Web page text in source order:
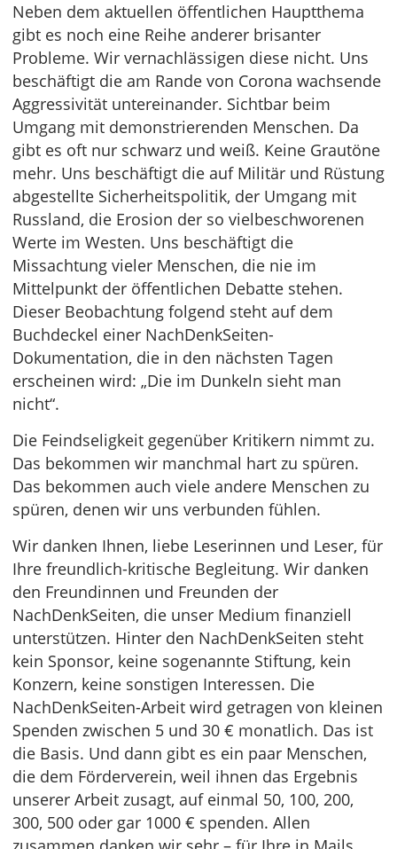
Neben dem aktuellen öffentlichen Hauptthema
gibt es noch eine Reihe anderer brisanter
Probleme. Wir vernachlässigen diese nicht. Uns
beschäftigt die am Rande von Corona wachsende
Aggressivität untereinander. Sichtbar beim
Umgang mit demonstrierenden Menschen. Da
gibt es oft nur schwarz und weiß. Keine Grautöne
mehr. Uns beschäftigt die auf Militär und Rüstung
abgestellte Sicherheitspolitik, der Umgang mit
Russland, die Erosion der so vielbeschworenen
Werte im Westen. Uns beschäftigt die
Missachtung vieler Menschen, die nie im
Mittelpunkt der öffentlichen Debatte stehen.
Dieser Beobachtung folgend steht auf dem
Buchdeckel einer NachDenkSeiten-
Dokumentation, die in den nächsten Tagen
erscheinen wird: „Die im Dunkeln sieht man
nicht“.
Die Feindseligkeit gegenüber Kritikern nimmt zu.
Das bekommen wir manchmal hart zu spüren.
Das bekommen auch viele andere Menschen zu
spüren, denen wir uns verbunden fühlen.
Wir danken Ihnen, liebe Leserinnen und Leser, für
Ihre freundlich-kritische Begleitung. Wir danken
den Freundinnen und Freunden der
NachDenkSeiten, die unser Medium finanziell
unterstützen. Hinter den NachDenkSeiten steht
kein Sponsor, keine sogenannte Stiftung, kein
Konzern, keine sonstigen Interessen. Die
NachDenkSeiten-Arbeit wird getragen von kleinen
Spenden zwischen 5 und 30 € monatlich. Das ist
die Basis. Und dann gibt es ein paar Menschen,
die dem Förderverein, weil ihnen das Ergebnis
unserer Arbeit zusagt, auf einmal 50, 100, 200,
300, 500 oder gar 1000 € spenden. Allen